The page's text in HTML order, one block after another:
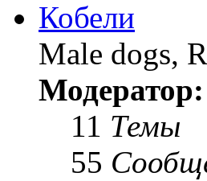
Кобели
Male dogs,
Модератор:
11 Темы
55